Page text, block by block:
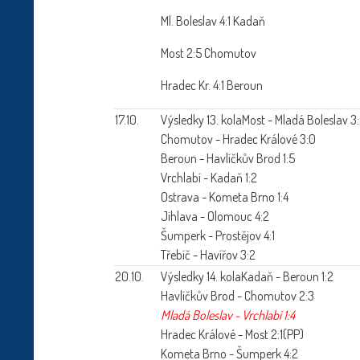
Ml. Boleslav 4:1 Kadaň
Most 2:5 Chomutov
Hradec Kr. 4:1 Beroun
17.10. Výsledky 13. kolaMost - Mladá Boleslav
Chomutov - Hradec Králové 3:0
Beroun - Havlíčkův Brod 1:5
Vrchlabí - Kadaň 1:2
Ostrava - Kometa Brno 1:4
Jihlava - Olomouc 4:2
Šumperk - Prostějov 4:1
Třebíč - Havířov 3:2
20.10.
Výsledky 14. kolaKadaň - Beroun 1:2
Havlíčkův Brod - Chomutov 2:3
Mladá Boleslav - Vrchlabí 1:4
Hradec Králové - Most 2:1(PP)
Kometa Brno - Šumperk 4:2